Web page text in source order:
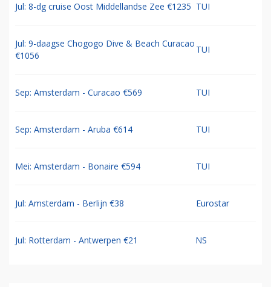
Jul: 8-dg cruise Oost Middellandse Zee €1235 TUI
Jul: 9-daagse Chogogo Dive & Beach Curacao
€1056
TUI
Sep: Amsterdam - Curacao €569 TUI
Sep: Amsterdam - Aruba €614 TUI
Mei: Amsterdam - Bonaire €594 TUI
Jul: Amsterdam - Berlijn €38 Eurostar
Jul: Rotterdam - Antwerpen €21 NS